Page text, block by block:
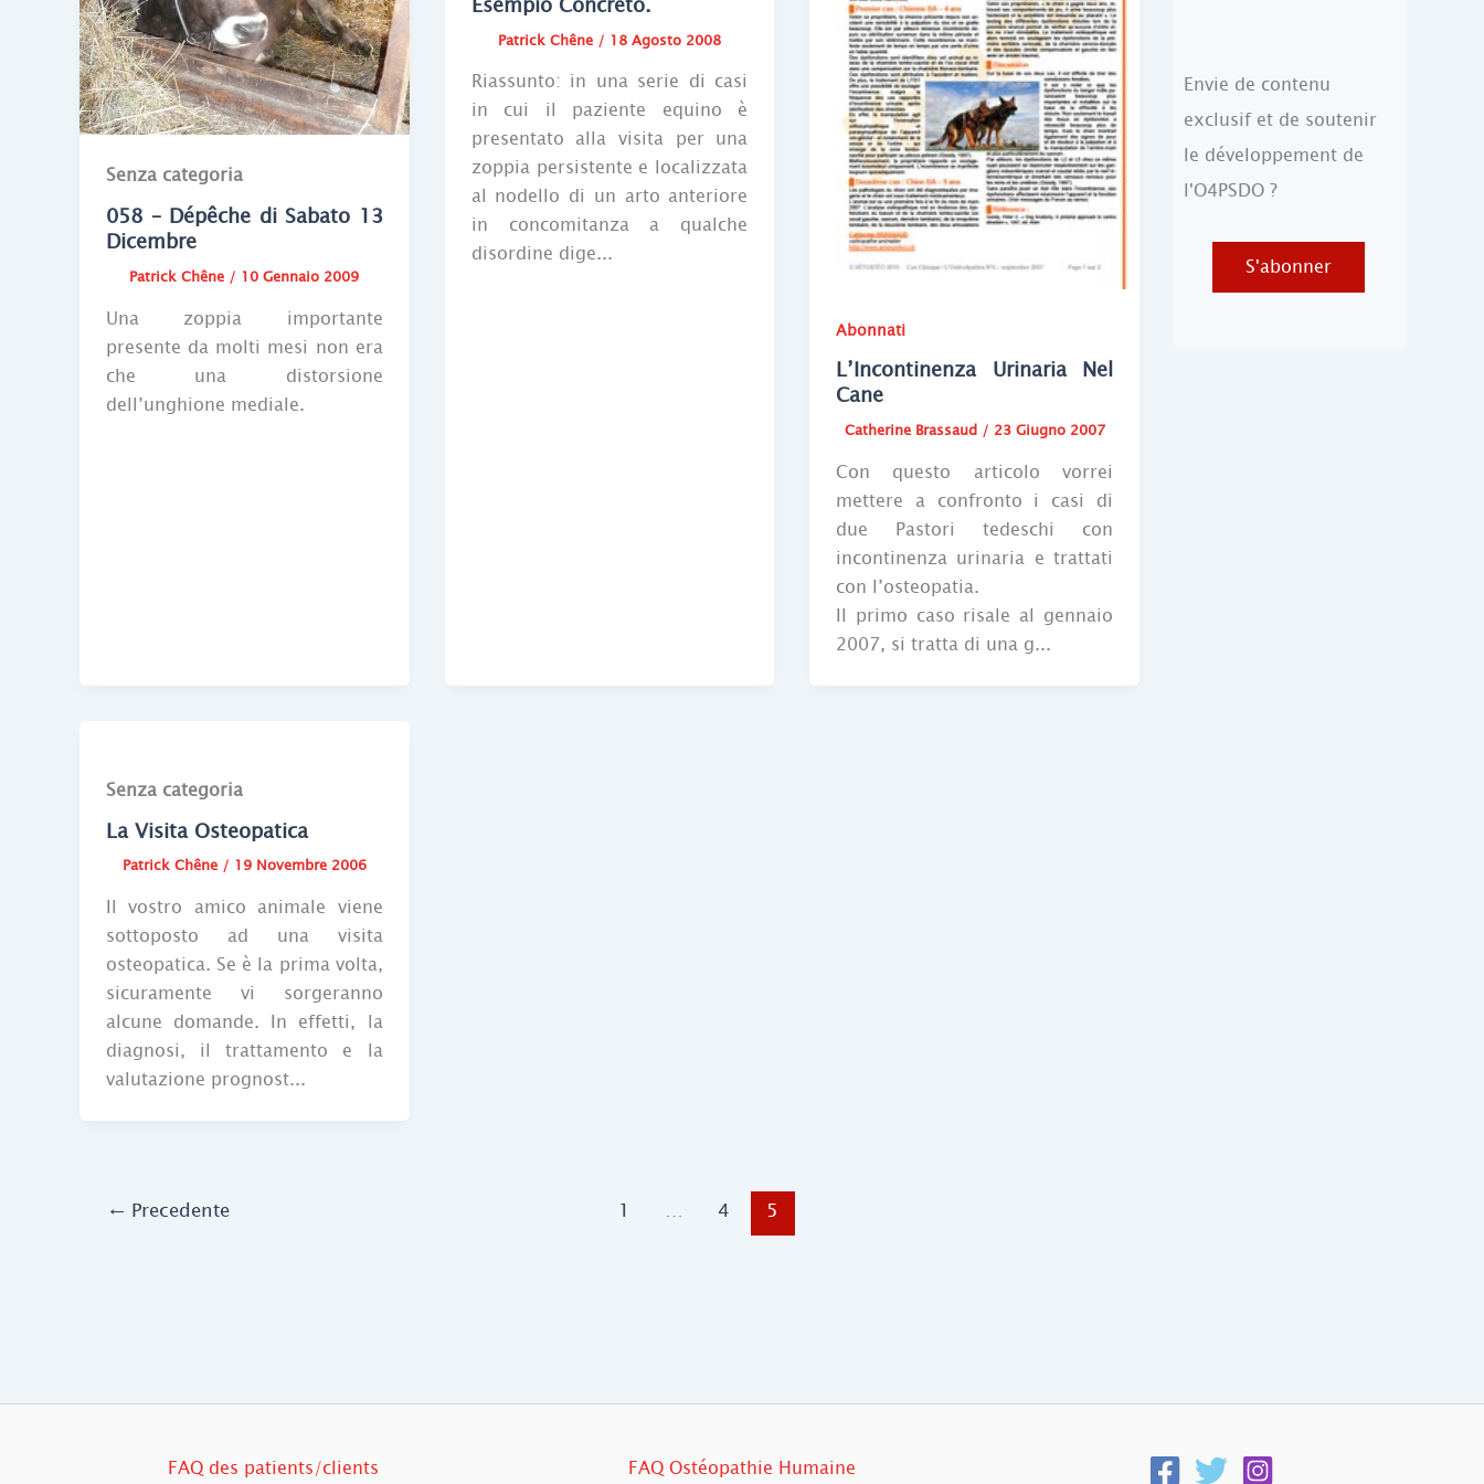
Senza categoria
058 – Dépêche di Sabato 13
Dicembre
Patrick Chêne / 10 Gennaio 2009
Una zoppia importante
presente da molti mesi non era
che una distorsione
dell’unghione mediale.
Patrick Chêne/ 18 Agosto 2008
Riassunto: in una serie di casi
in cui il paziente equino è
presentato alla visita per una
zoppia persistente e localizzata
al nodello di un arto anteriore
in concomitanza a qualche
disordine dige...
Abonnati
L’Incontinenza Urinaria Nel
Cane
Catherine Brassaud/ 23 Giugno 2007
Con questo articolo vorrei
mettere a confronto i casi di
due Pastori tedeschi con
incontinenza urinaria e trattati
con l’osteopatia.
Il primo caso risale al gennaio
2007, si tratta di una g...
Senza categoria
La Visita Osteopatica
Patrick Chêne/ 19 Novembre 2006
Il vostro amico animale viene
sottoposto ad una visita
osteopatica. Se è la prima volta,
sicuramente vi sorgeranno
alcune domande. In effetti, la
diagnosi, il trattamento e la
valutazione prognost...
← Precedente 1 … 4 5
Envie de contenu
exclusif et de soutenir
le développement de
l'O4PSDO ?
S'abonner
FAQ des patients/clients FAQ Ostéopathie Humaine